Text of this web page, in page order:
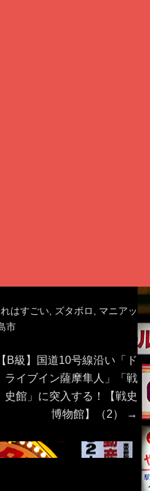
はすごい, ズタボロ, マニアッ
市
Next
post:
【B級】国道10号線沿い「ド
ライブイン薩摩隼人」「戦
史館」に突入する！【戦史
博物館】（2）
→